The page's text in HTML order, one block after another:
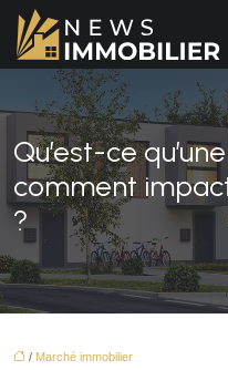
Qu’est-ce
comment
?
/ Marché immobilier